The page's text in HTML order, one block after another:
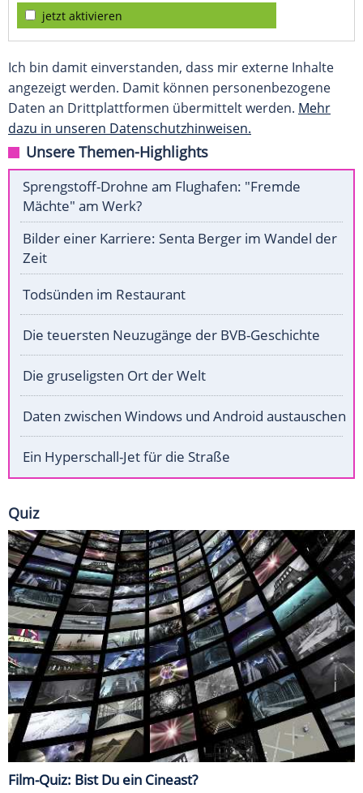
jetzt aktivieren
Ich bin damit einverstanden, dass mir externe Inhalte
angezeigt werden. Damit können personenbezogene
Daten an Drittplattformen übermittelt werden. Mehr
dazu in unseren Datenschutzhinweisen.
Unsere Themen-Highlights
Sprengstoff-Drohne am Flughafen: "Fremde
Mächte" am Werk?
Bilder einer Karriere: Senta Berger im Wandel der
Zeit
Todsünden im Restaurant
Die teuersten Neuzugänge der BVB-Geschichte
Die gruseligsten Ort der Welt
Daten zwischen Windows und Android austauschen
Ein Hyperschall-Jet für die Straße
Quiz
Film-Quiz: Bist Du ein Cineast?